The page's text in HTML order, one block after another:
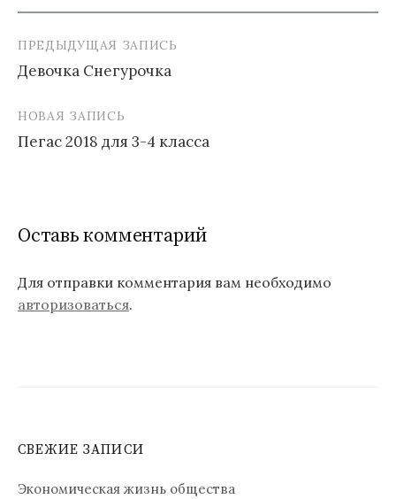
Навигация
по
записям
ПРЕДЫДУЩАЯ ЗАПИСЬ
Девочка Снегурочка
НОВАЯ ЗАПИСЬ
Пегас 2018 для 3-4 класса
Оставь комментарий
Для отправки комментария вам необходимо
авторизоваться.
СВЕЖИЕ ЗАПИСИ
Экономическая жизнь общества